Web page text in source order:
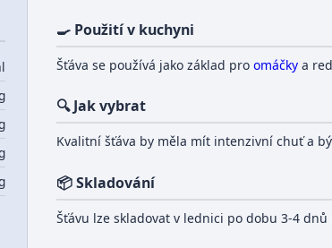
🍳 Použití v kuchyni
Šťáva se používá jako základ pro omáčkya
🔍 Jak vybrat
Kvalitní šťáva by měla mít intenzivní chuť a
📦 Skladování
Šťávu lze skladovat v lednici po dobu 3-4